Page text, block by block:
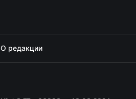
О редакции